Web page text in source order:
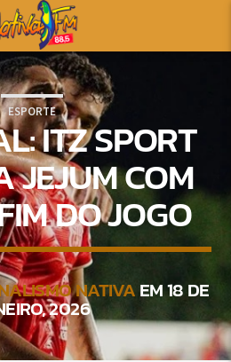
ESPORTE
ITZ SPORT
JEJUM COM
DO JOGO
NATIVAEM 18 DE
2026